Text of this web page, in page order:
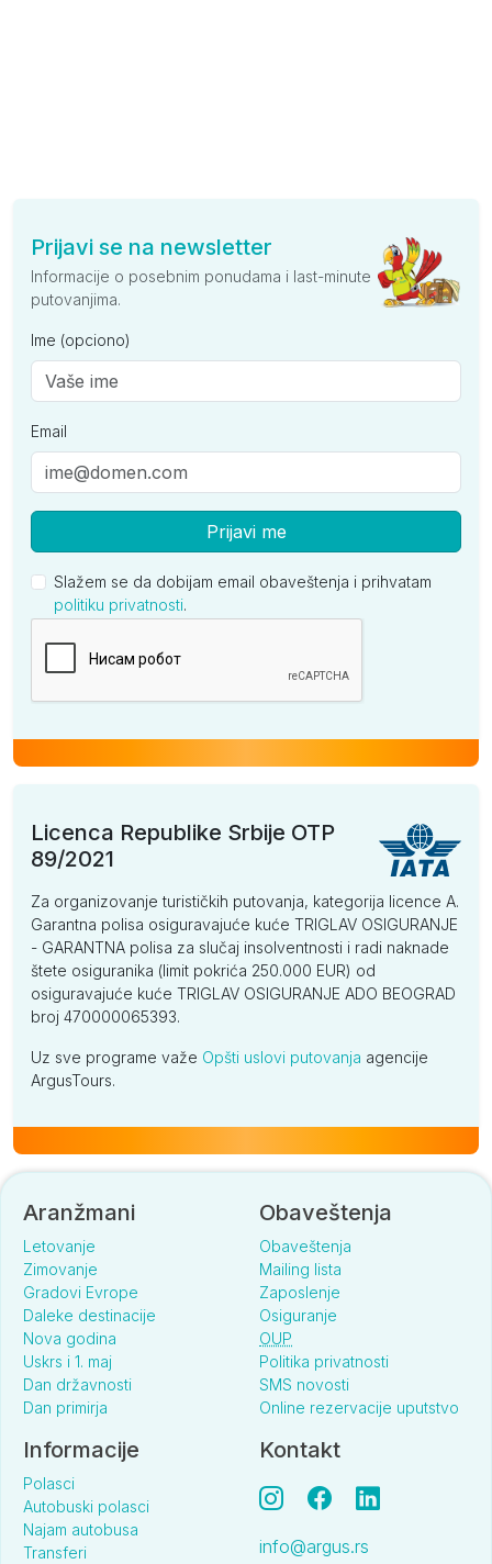
Prijavi se na newsletter
Informacije o posebnim ponudama i last-minute
putovanjima.
Ime (opciono)
Email
Prijavi me
Slažem se da dobijam email obaveštenja i prihvatam
politiku privatnosti.
Licenca Republike Srbije OTP
89/2021
Za organizovanje turističkih putovanja, kategorija licence A.
Garantna polisa osiguravajuće kuće TRIGLAV OSIGURANJE
- GARANTNA polisa za slučaj insolventnosti i radi naknade
štete osiguranika (limit pokrića 250.000 EUR) od
osiguravajuće kuće TRIGLAV OSIGURANJE ADO BEOGRAD
broj 470000065393.
Uz sve programe važe Opšti uslovi putovanja agencije
ArgusTours.
Aranžmani
Letovanje
Zimovanje
Gradovi Evrope
Daleke destinacije
Nova godina
Uskrs i 1. maj
Dan državnosti
Dan primirja
Obaveštenja
Obaveštenja
Mailing lista
Zaposlenje
Osiguranje
OUP
Politika privatnosti
SMS novosti
Online rezervacije uputstvo
Informacije
Polasci
Autobuski polasci
Najam autobusa
Transferi
Kontakt
info@argus.rs